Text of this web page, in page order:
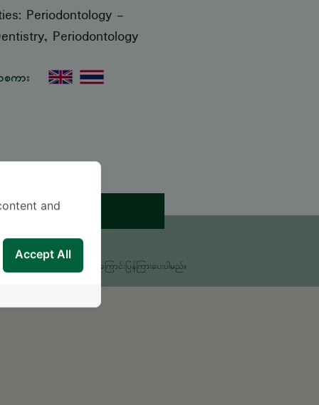
Periodontology -
Periodontology
ကား
ရက်ချိန်းယူရန်
ေးစရာရှိရင် မေးခဲ့ပါ။
လူနာအထောက်အကူပြုဌာနမှ အကြောင်းပြန်ကြားပေးပါမည်။
and
Accept All